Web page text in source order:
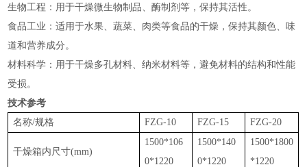
‌生物工程‌：用于干燥微生物制品、酶制剂等，保持其活性‌。
‌食品工业‌：适用于水果、蔬菜、肉类等食品的干燥，保持其颜色、味
道和营养成分‌。
‌材料科学‌：用于干燥多孔材料、纳米材料等，避免材料的结构和性能
受损‌。
技术参考
名称/规格 FZG-10 FZG-15 FZG-20
干燥箱内尺寸(mm)
1500*106
0*1220
1500*140
0*1220
1500*1800
*1220